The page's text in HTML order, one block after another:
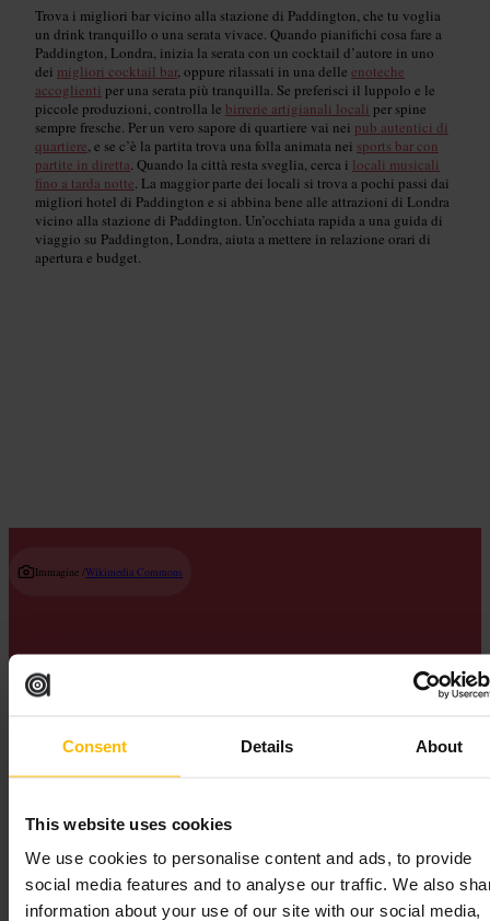
Consent Details About
This website uses cookies
We use cookies to personalise content and ads, to provide
social media features and to analyse our traffic. We also
information about your use of our site with our social media,
Trova i migliori bar vicino alla stazione di Paddington, che tu voglia
un drink tranquillo o una serata vivace. Quando pianifichi cosa fare a
Paddington, Londra, inizia la serata con un cocktail d’autore in uno
dei migliori cocktail bar, oppure rilassati in una delle enoteche
accoglienti per una serata più tranquilla. Se preferisci il luppolo e le
piccole produzioni, controlla le birrerie artigianali locali per spine
sempre fresche. Per un vero sapore di quartiere vai nei pub autentici di
quartiere, e se c’è la partita trova una folla animata nei sports bar con
partite in diretta. Quando la città resta sveglia, cerca i locali musicali
fino a tarda notte. La maggior parte dei locali si trova a pochi passi dai
migliori hotel di Paddington e si abbina bene alle attrazioni di Londra
vicino alla stazione di Paddington. Un’occhiata rapida a una guida di
viaggio su Paddington, Londra, aiuta a mettere in relazione orari di
apertura e budget.
Immagine /Wikimedia Commons
Il Alexander Fleming Laboratory Museum si trova all'interno dello
gratuito.